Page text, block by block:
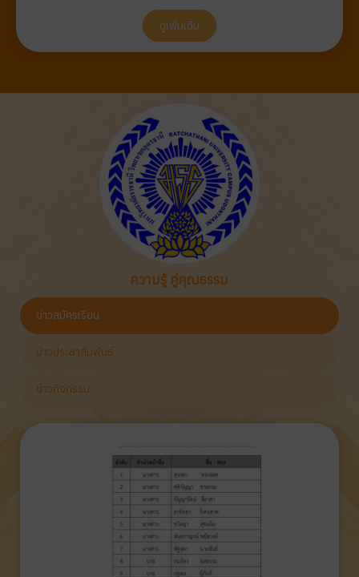
ดูเพิ่มเติม
ความรู้ คู่คุณธรรม
ข่าวสมัครเรียน
ข่าวประชาสัมพันธ์
ข่าวกิจกรรม